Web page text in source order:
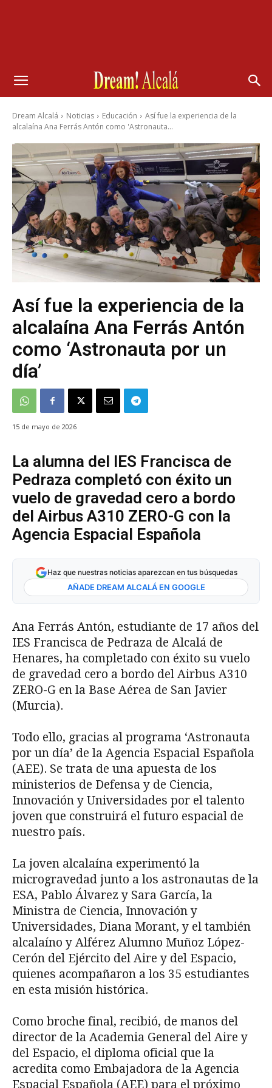
Dream Alcalá Noticias Educación
Así fue la experiencia de la
alcalaína Ana Ferrás Antón como 'Astronauta...
Así fue la experiencia de la
alcalaína Ana Ferrás Antón
como ‘Astronauta por un
día’
15 de mayo de 2026
La alumna del IES Francisca de
Pedraza completó con éxito un
vuelo de gravedad cero a bordo
del Airbus A310 ZERO-G con la
Agencia Espacial Española
Haz que nuestras noticias aparezcan en tus búsquedas
AÑADE DREAM ALCALÁ EN GOOGLE
Ana Ferrás Antón, estudiante de 17 años del
IES Francisca de Pedraza de Alcalá de
Henares, ha completado con éxito su vuelo
de gravedad cero a bordo del Airbus A310
ZERO-G en la Base Aérea de San Javier
(Murcia).
Todo ello, gracias al programa ‘Astronauta
por un día’ de la Agencia Espacial Española
(AEE). Se trata de una apuesta de los
ministerios de Defensa y de Ciencia,
Innovación y Universidades por el talento
joven que construirá el futuro espacial de
nuestro país.
La joven alcalaína experimentó la
microgravedad junto a los astronautas de la
ESA, Pablo Álvarez y Sara García, la
Ministra de Ciencia, Innovación y
Universidades, Diana Morant, y el también
alcalaíno y Alférez Alumno Muñoz López-
Cerón del Ejército del Aire y del Espacio,
quienes acompañaron a los 35 estudiantes
en esta misión histórica.
Como broche final, recibió, de manos del
director de la Academia General del Aire y
del Espacio, el diploma oficial que la
acredita como Embajadora de la Agencia
Espacial Española (AEE) para el próximo